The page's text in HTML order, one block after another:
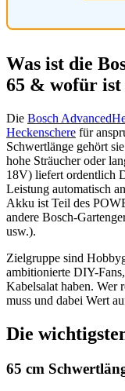
Was ist die
65 & wofür ist
Die Bosch
Heckenschere für
Schwertlänge gehört
hohe Sträucher oder
18V) liefert ordentlich
Leistung automatisch
Akku ist Teil des
andere Bosch-
usw.).
Zielgruppe sind
ambitionierte DIY-
Kabelsalat haben. Wer
muss und dabei Wert
Die
65 cm